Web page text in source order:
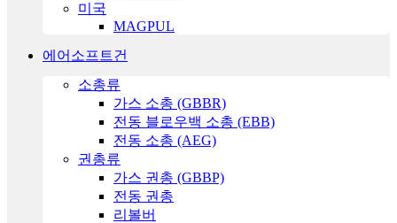
미국
MAGPUL
에어소프트건
소총류
가스 소총 (GBBR)
전동 블로우백 소총 (EBB)
전동 소총 (AEG)
권총류
가스 권총 (GBBP)
전동 권총
리볼버